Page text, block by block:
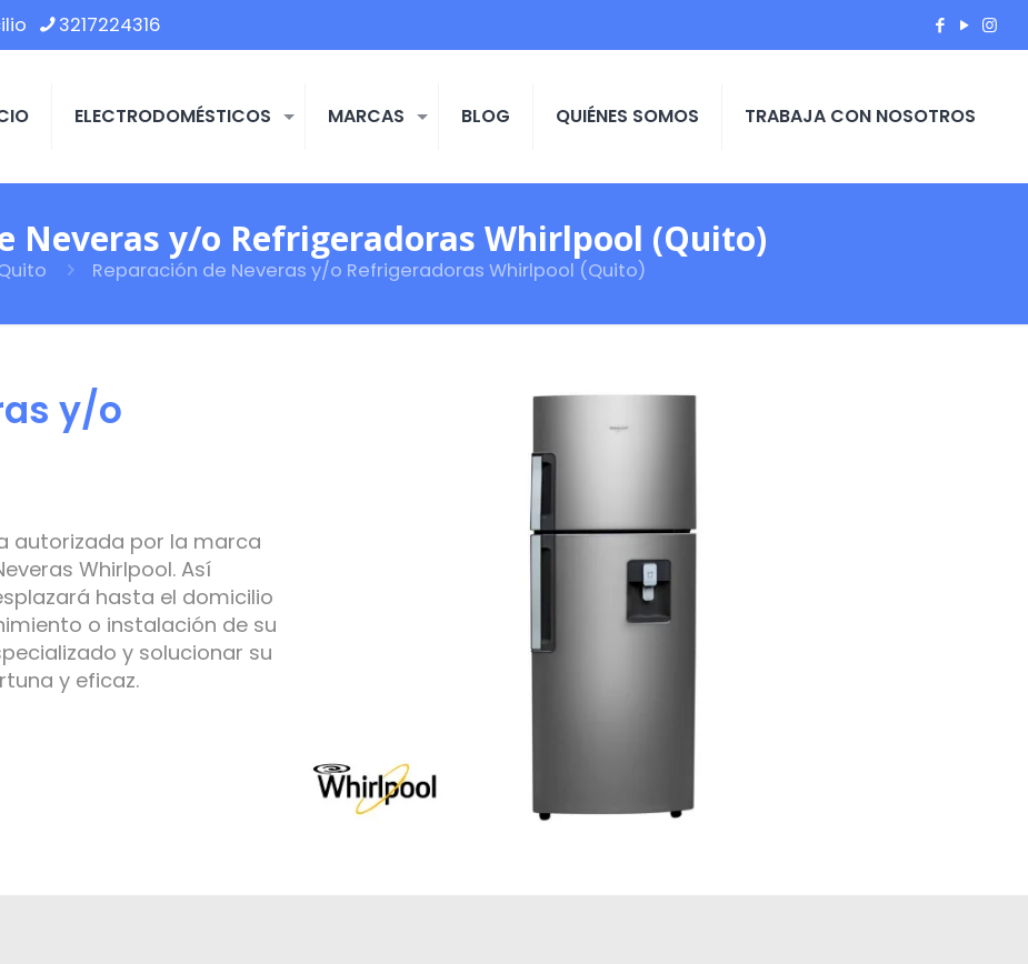
3217224316
ELECTRODOMÉSTICOS MARCAS BLOG QUIÉNES SOMOS TRABAJA CON NOSOTROS
Neveras y/o Refrigeradoras Whirlpool (Quito)
Reparación de Neveras y/o Refrigeradoras Whirlpool (Quito)
y/o
autorizada por la marca
Whirlpool. Así
hasta el domicilio
o instalación de su
y solucionar su
y eficaz.